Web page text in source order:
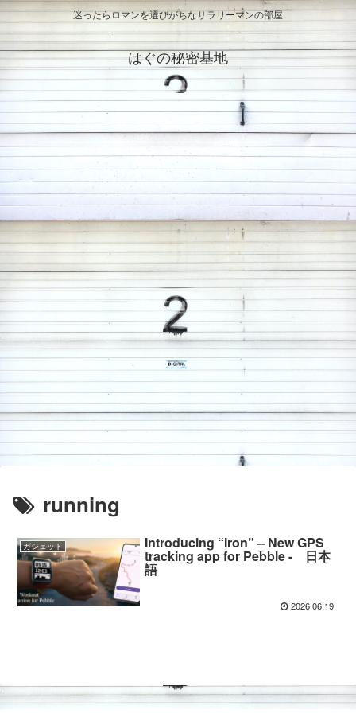
迷ったらロマンを選びがちなサラリーマンの部屋
はぐの秘密基地
running
ガジェット Introducing “Iron” – New GPS
tracking app for Pebble - 日本
語
2026.06.19